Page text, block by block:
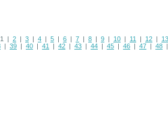
| 2 | 3 | 4 | 5 | 6 | 7 | 8 | 9 | 10 | 11 | 12 | 13
| 39 | 40 | 41 | 42 | 43 | 44 | 45 | 46 | 47 | 48 |